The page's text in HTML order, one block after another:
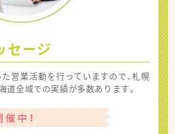
セージ
営業活動を行っていますので、札幌
道全域での実績が多数あります。
中！